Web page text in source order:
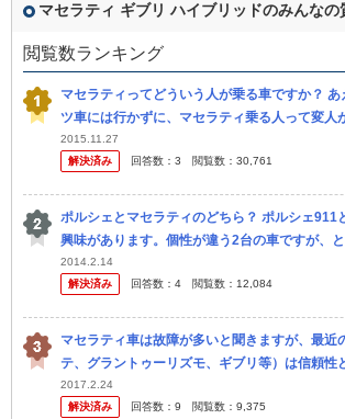
マセラティ ギブリ ハイブリッドのみんなの
閲覧数ランキング
マセラティってどういう人が乗る車ですか？
ツ車には行かずに、マセラティ乗る人って変人
イタ車に乗ってる人ってちょいワルオヤジみた
ます。
2015.11.27
解決済み
回答数： 3 閲覧数： 30,761
ポルシェとマセラティのどちら？ ポルシェ911
興味があります。個性が違う2台の車ですが、
あります。ところで、質問なのですが、ポウシ
らが...
2014.2.14
解決済み
回答数： 4 閲覧数： 12,084
マセラティ車は故障が多いと聞きますが、最近
テ、グラントゥーリズモ、ギブリ等）は信頼性
2017.2.24
解決済み
回答数： 9 閲覧数： 9,375